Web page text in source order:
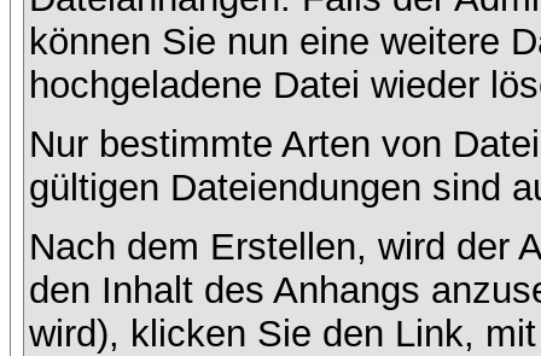
können Sie nun eine weitere
hochgeladene Datei wieder
Nur bestimmte Arten von
gültigen Dateiendungen sind
Nach dem Erstellen, wird der
den Inhalt des Anhangs
wird), klicken Sie den Link,